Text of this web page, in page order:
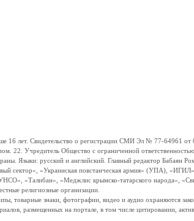
лет. Свидетельство о регистрации СМИ Эл № 77-64961 от
22. Учредитель Общество с ограниченной
Языки: русский и английский. Главный редактор
сектор», «Украинская повстанческая армия» (УПА),
«Талибан», «Меджлис крымско-татарского народа»,
религиозные организации.
товарные знаки, фотографии, видео и аудио охраняются
размещенных на портале, в том числе цитировании,